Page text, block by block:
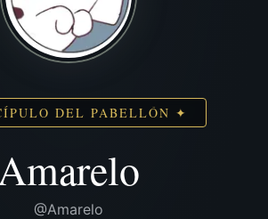
DEL PABELLÓN ✦
@Amarelo